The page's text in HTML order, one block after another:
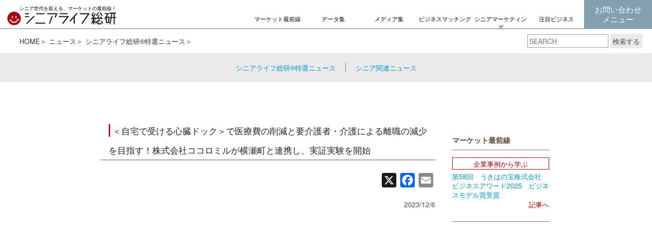
シニア世代を捉える、マーケットの最前線！
マーケット最前線 データ集 メディア集 ビジネスマッチング シニアマーケティン
グ
注目ビジネス
お問い合わせ
メニュー
HOME ニュース シニアライフ総研®特選ニュース 検索する
シニアライフ総研®特選ニュース シニア関連ニュース
＜自宅で受ける心臓ドック＞で医療費の削減と要介護者・介護による離職の減少
を目指す！株式会社ココロミルが横瀬町と連携し、実証実験を開始
FacebookEmail
2023/12/6
マーケット最前線
企業事例から学ぶ
第58回 うきはの宝株式会社
ビジネスアワード2025 ビジネ
スモデル賞受賞
記事へ